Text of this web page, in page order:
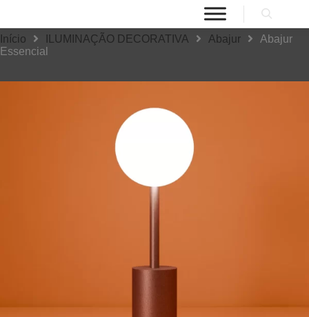
Início ILUMINAÇÃO DECORATIVA Abajur
Abajur
Essencial